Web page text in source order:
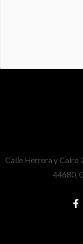
Calle Herrera y Cairo
44680,